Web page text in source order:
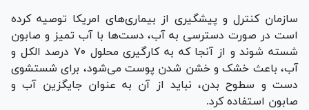
سازمان کنترل و پیشگیری از بیماری‌های امریکا توصیه کرده
است در صورت دسترسی به آب، دست‌ها با آب تمیز و صابون
شسته شوند و از آنجا که به کارگیری محلول ۷۰ درصد الکل و
آب، باعث خشک و خشن شدن پوست می‌شود، برای شستشوی
دست و سطوح بدن، نباید از آن به عنوان جایگزین آب و
صابون استفاده کرد.